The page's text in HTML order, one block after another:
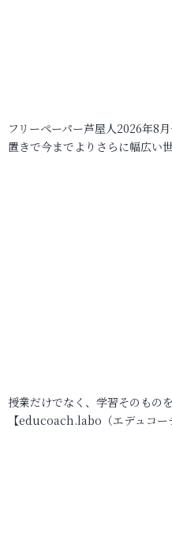
フリーペーパー芦屋人2026年8
置きで今までよりさらに幅広い
授業だけでなく、学習そのもの
【educoach.labo（エデュコ